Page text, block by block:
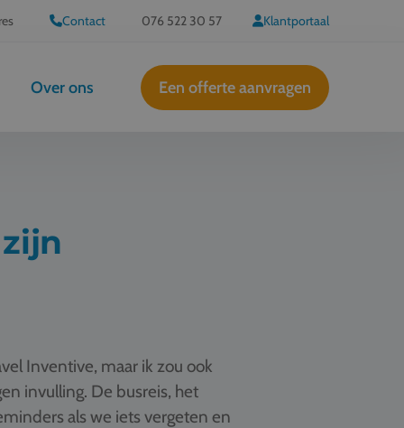
Contact 076 522 30 57 Klantportaal
Over ons Een offerte aanvragen
Inventive, maar ik zou ook
invulling. De busreis, het
als we iets vergeten en